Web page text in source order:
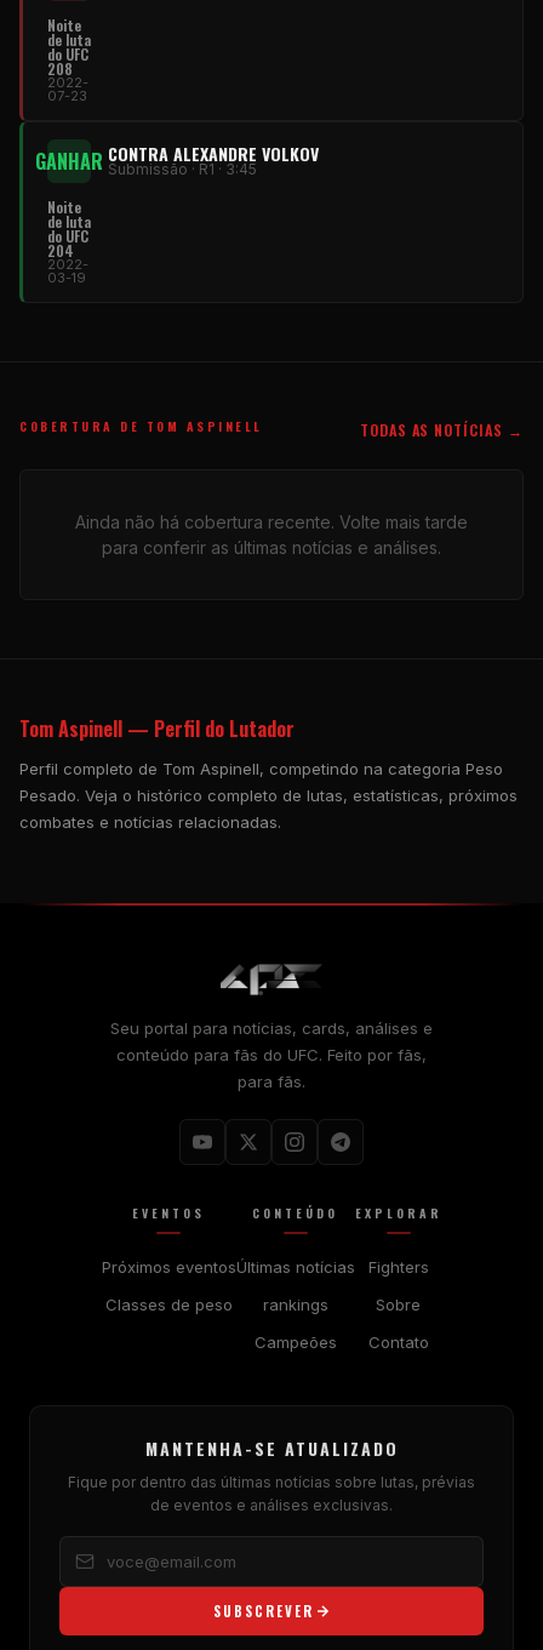
Noite
de luta
do UFC
208
2022-
07-23
GANHAR CONTRA ALEXANDRE VOLKOV
Submissão · R1 · 3:45
Noite
de luta
do UFC
204
2022-
03-19
COBERTURA DE TOM ASPINELL TODAS AS NOTÍCIAS →
Ainda não há cobertura recente. Volte mais tarde
para conferir as últimas notícias e análises.
Tom Aspinell — Perfil do Lutador
Perfil completo de Tom Aspinell, competindo na categoria Peso
Pesado. Veja o histórico completo de lutas, estatísticas, próximos
combates e notícias relacionadas.
Seu portal para notícias, cards, análises e
conteúdo para fãs do UFC. Feito por fãs,
para fãs.
EVENTOS
Próximos eventos
Classes de peso
CONTEÚDO
Últimas notícias
rankings
Campeões
EXPLORAR
Fighters
Sobre
Contato
MANTENHA-SE ATUALIZADO
Fique por dentro das últimas notícias sobre lutas, prévias
de eventos e análises exclusivas.
SUBSCREVER